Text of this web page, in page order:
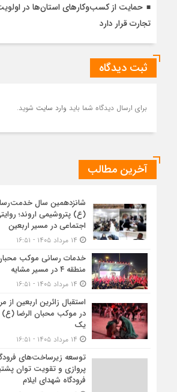
حمایت از کسب‌وکارهای استان‌ها در
تجارت قرار دارد
ثبت دیدگاه
برای ارسال دیدگاه شما باید وارد سایت شوید.
آخرین مطالب
شانزدهمین سال
(ع) پتروشیمی اروند؛
اجتماعی در مسیر اربعین
خدمات رسانی موکب
منطقه ۴ در مسیر مشایه
استقبال زائرین اربعین از
در موکب محبان الرضا (ع)
یک
توسعه زیرساخت‌های
پروازی و تقویت توان
فرودگاه شهدای ایلام